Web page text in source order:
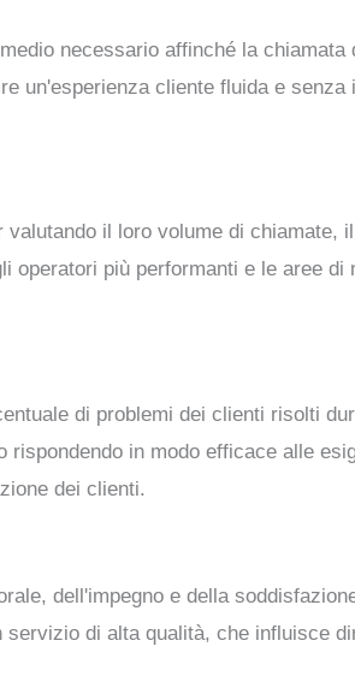
necessario affinché la
un'esperienza cliente fluida e
il loro volume di chiamate,
più performanti e le aree di
di problemi dei clienti risolti
in modo efficace alle
dei clienti.
dell'impegno e della
di alta qualità, che influisce